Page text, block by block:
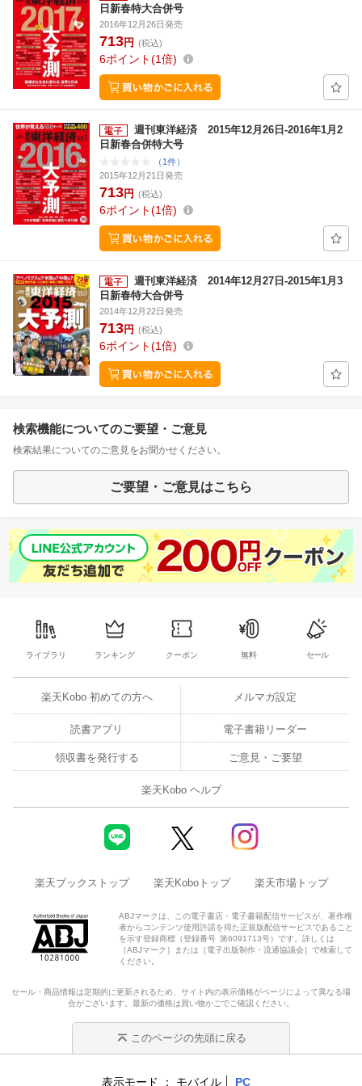
日新春特大合併号
2016年12月26日発売
713円 (税込)
6ポイント 1倍
週刊東洋経済 2015年12月26日-2016年1月2
日新春合併特大号
（1件）
2015年12月21日発売
713円 (税込)
6ポイント 1倍
週刊東洋経済 2014年12月27日-2015年1月3
日新春特大合併号
2014年12月22日発売
713円 (税込)
6ポイント 1倍
検索機能についてのご要望・ご意見
検索結果についてのご意見をお聞かせください。
ご要望・ご意見はこちら
ライブラリ ランキング クーポン 無料 セール
楽天Kobo 初めての方へ メルマガ設定
読書アプリ 電子書籍リーダー
領収書を発行する ご意見・ご要望
楽天Kobo ヘルプ
楽天ブックストップ 楽天Koboトップ 楽天市場トップ
ABJマークは、この電子書店・電子書籍配信サービスが、著作権
者からコンテンツ使用許諾を得た正規版配信サービスであること
を示す登録商標（登録番号 第6091713号）です。詳しくは
［ABJマーク］または［電子出版制作・流通協議会］で検索して
ください。
セール・商品情報は定期的に更新されるため、サイト内の表示価格がページによって異なる場
合がございます。最新の価格は買い物かごでご確認ください。
このページの先頭に戻る
表示モード モバイル PC